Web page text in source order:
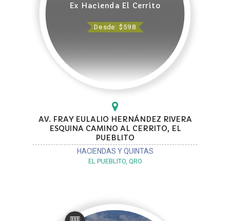
Ex Hacienda El Cerrito
Desde: $598
AV. FRAY EULALIO HERNÁNDEZ RIVERA
ESQUINA CAMINO AL CERRITO, EL
PUEBLITO
HACIENDAS Y QUINTAS
EL PUEBLITO, QRO